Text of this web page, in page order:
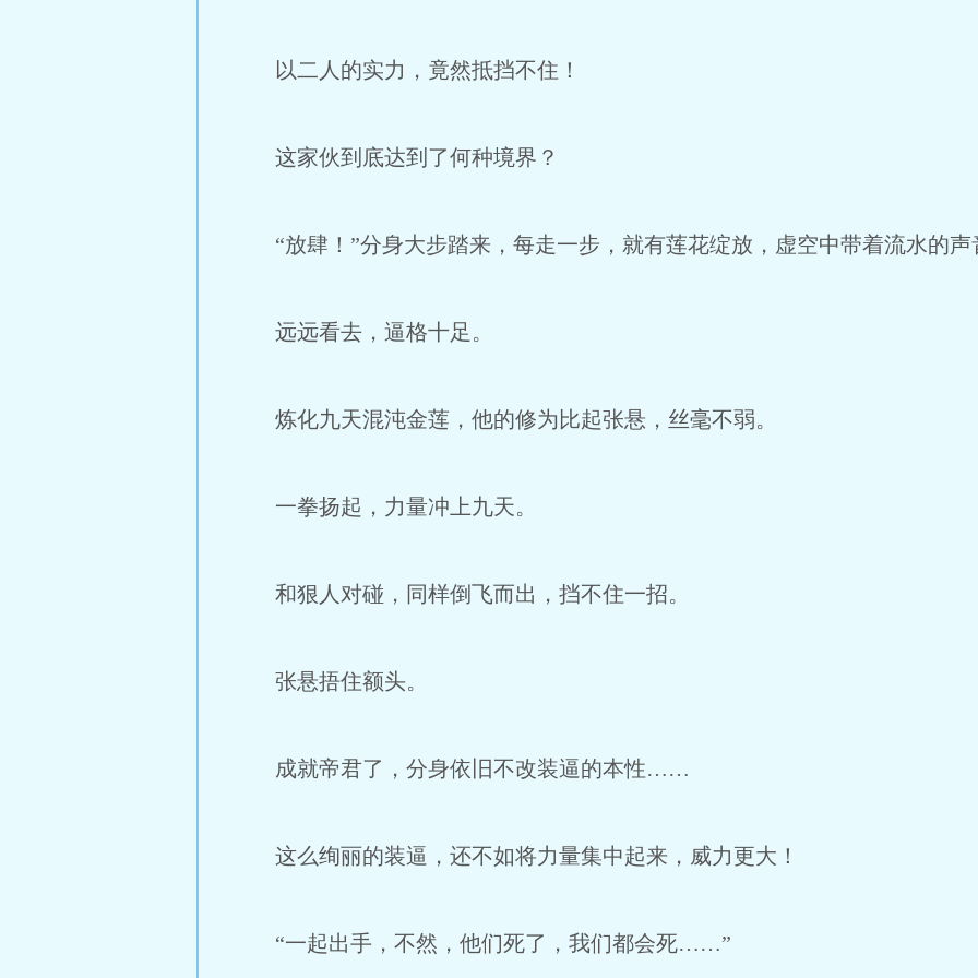
以二人的实力，竟然抵挡不住！
这家伙到底达到了何种境界？
“放肆！”分身大步踏来，每走一步，就有莲花绽放，虚空中带着流水的声
远远看去，逼格十足。
炼化九天混沌金莲，他的修为比起张悬，丝毫不弱。
一拳扬起，力量冲上九天。
和狠人对碰，同样倒飞而出，挡不住一招。
张悬捂住额头。
成就帝君了，分身依旧不改装逼的本性……
这么绚丽的装逼，还不如将力量集中起来，威力更大！
“一起出手，不然，他们死了，我们都会死……”